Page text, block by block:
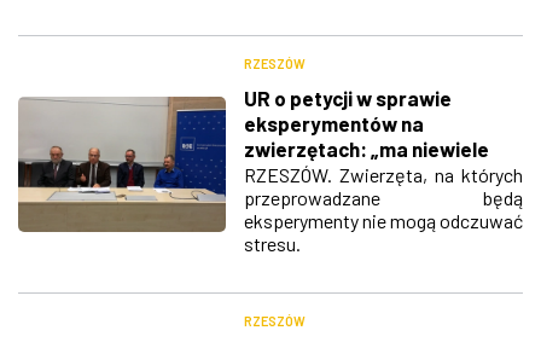
RZESZÓW
UR o petycji w sprawie
eksperymentów na
zwierzętach: „ma niewiele
wspólnego z
rzeczywistością”
RZESZÓW. Zwierzęta, na których
przeprowadzane będą
eksperymenty nie mogą odczuwać
stresu.
RZESZÓW